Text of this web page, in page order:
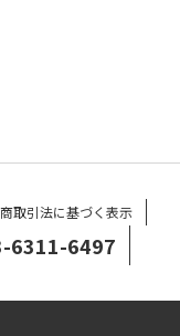
取引法に基づく表示
6311-6497